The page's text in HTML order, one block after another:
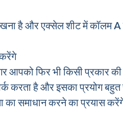
है और एक्सेल शीट में कॉलम A
फिर भी किसी प्रकार की
करता है और इसका प्रयोग
समाधान करने का प्रयास